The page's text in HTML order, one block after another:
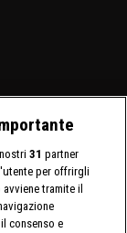
31 partner
per offrirgli
tramite il
consenso e